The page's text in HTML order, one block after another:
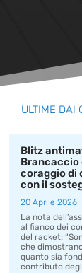
ULTIME DAI
Blitz
Brancaccio
coraggio di
con il
20 Aprile 2026
La nota
al fianco dei
del racket:
che
quanto sia
contributo